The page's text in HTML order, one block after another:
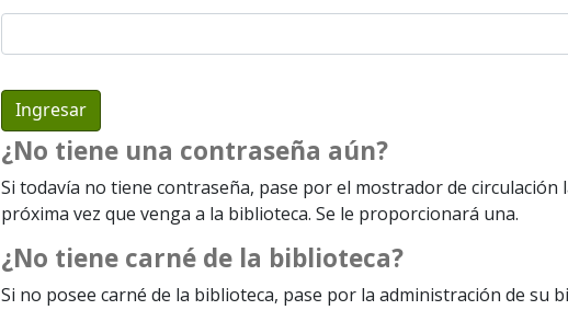
¿No tiene una contraseña aún?
Si todavía no tiene contraseña, pase por el mostrador de circulación
próxima vez que venga a la biblioteca. Se le proporcionará una.
¿No tiene carné de la biblioteca?
Si no posee carné de la biblioteca, pase por la administración de su